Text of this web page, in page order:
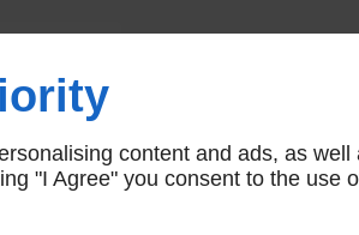
Ventouse
Ventouse
content and ads, as well
"I Agree" you consent to the use